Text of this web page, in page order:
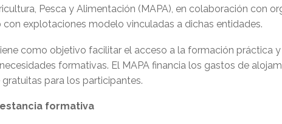
Pesca y Alimentación (MAPA), en colaboración con
con explotaciones modelo vinculadas a dichas entidades.
como objetivo facilitar el acceso a la formación
formativas. El MAPA financia los gastos de
para los participantes.
formativa